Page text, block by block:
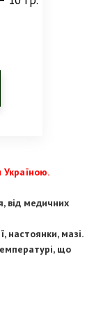
Україною.
від медичних
настоянки, мазі.
що